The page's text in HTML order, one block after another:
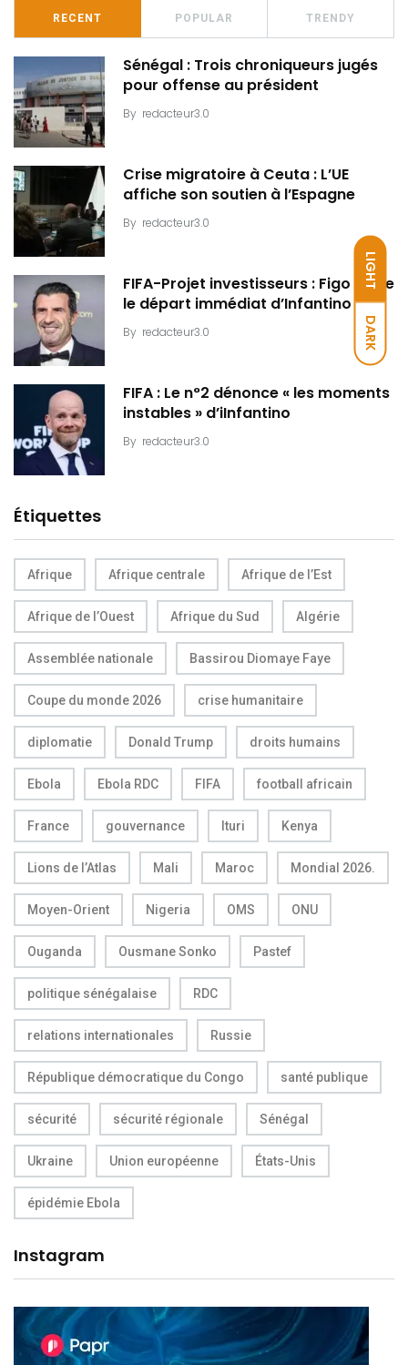
LIGHT
DARK
RECENT POPULAR TRENDY
Sénégal : Trois chroniqueurs jugés
pour offense au président
By redacteur3.0
Crise migratoire à Ceuta : L’UE
affiche son soutien à l’Espagne
By redacteur3.0
FIFA-Projet investisseurs : Figo exige
le départ immédiat d’Infantino
By redacteur3.0
FIFA : Le n°2 dénonce « les moments
instables » d’iInfantino
By redacteur3.0
Étiquettes
Afrique Afrique centrale Afrique de l’Est
Afrique de l’Ouest Afrique du Sud Algérie
Assemblée nationale Bassirou Diomaye Faye
Coupe du monde 2026 crise humanitaire
diplomatie Donald Trump droits humains
Ebola Ebola RDC FIFA football africain
France gouvernance Ituri Kenya
Lions de l’Atlas Mali Maroc Mondial 2026.
Moyen-Orient Nigeria OMS ONU
Ouganda Ousmane Sonko Pastef
politique sénégalaise RDC
relations internationales Russie
République démocratique du Congo santé publique
sécurité sécurité régionale Sénégal
Ukraine Union européenne États-Unis
épidémie Ebola
Instagram